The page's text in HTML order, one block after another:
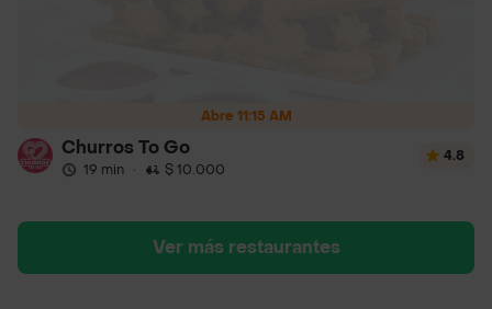
Abre 11:15 AM
Churros To Go
19 min · $ 10.000
4.8
Ver más restaurantes